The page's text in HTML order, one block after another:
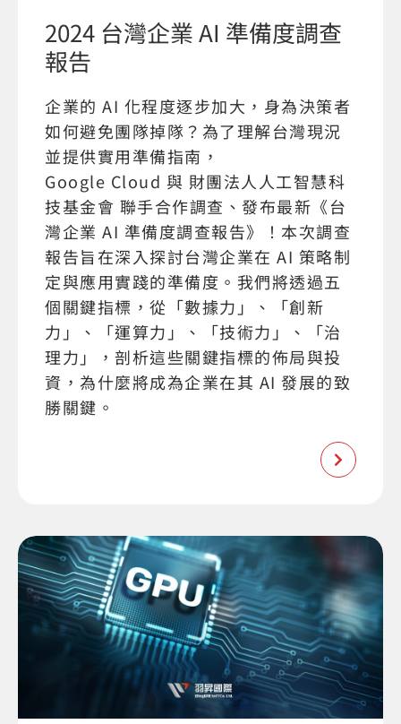
2024 台灣企業 AI 準備度調查
報告
企業的 AI 化程度逐步加大，身為決策者
如何避免團隊掉隊？為了理解台灣現況
並提供實用準備指南，
Google Cloud 與 財團法人人工智慧科
技基金會 聯手合作調查、發布最新《台
灣企業 AI 準備度調查報告》！本次調查
報告旨在深入探討台灣企業在 AI 策略制
定與應用實踐的準備度。我們將透過五
個關鍵指標，從「數據力」、「創新
力」、「運算力」、「技術力」、「治
理力」，剖析這些關鍵指標的佈局與投
資，為什麼將成為企業在其 AI 發展的致
勝關鍵。